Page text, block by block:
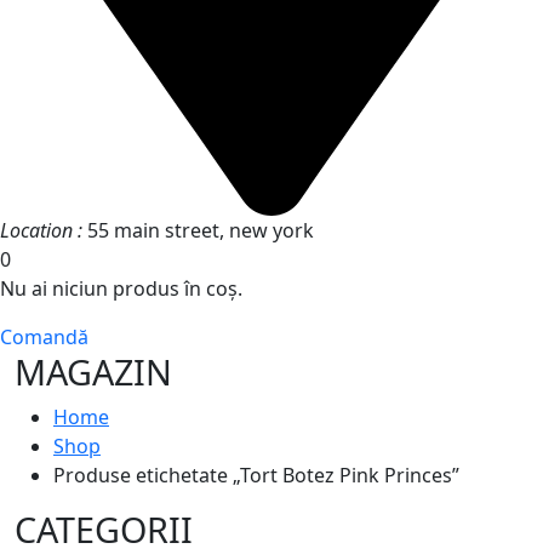
Location : 55 main street, new york
0
Nu ai niciun produs în coș.
Comandă
MAGAZIN
Home
Shop
Produse etichetate „Tort Botez Pink Princes”
CATEGORII